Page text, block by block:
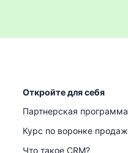
Откройте для себя
Партнерская программа
Курс по воронке продаж
Что такое CRM?